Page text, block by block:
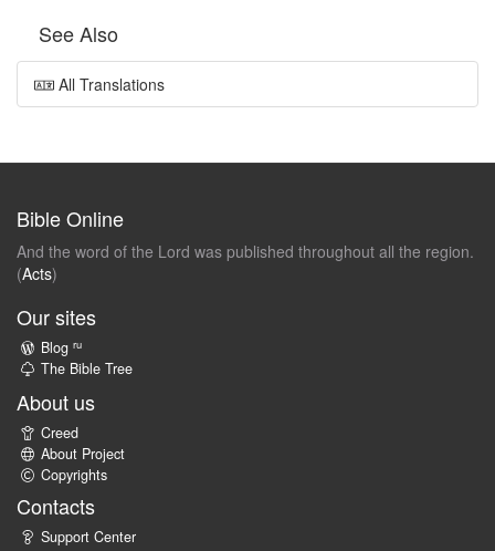
See Also
All Translations
Bible Online
And the word of the Lord was published throughout all the region.
(Acts)
Our sites
Blog ru
The Bible Tree
About us
Creed
About Project
Copyrights
Contacts
Support Center